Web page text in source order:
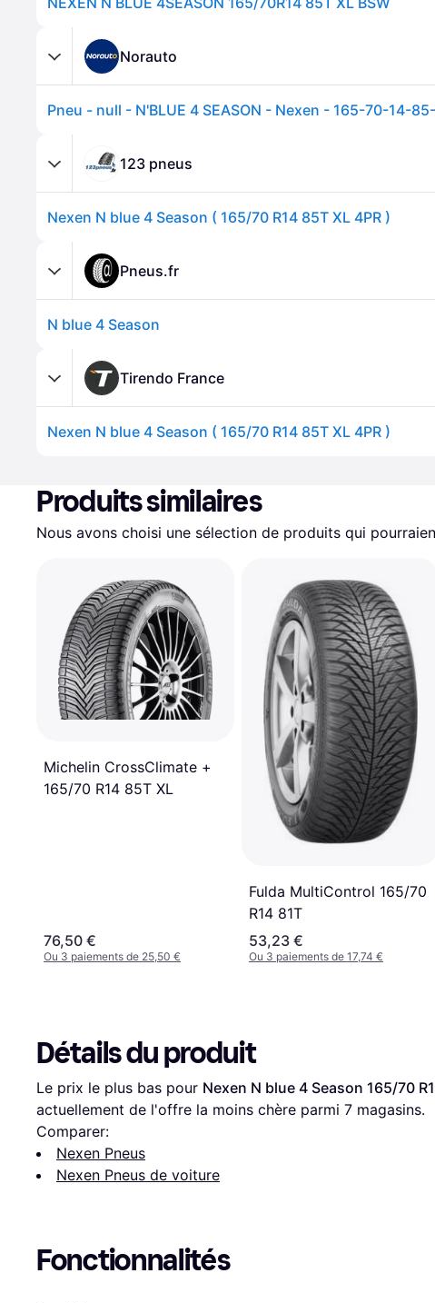
Norauto
Pneu - null - N'BLUE 4 SEASON - Nexen - 165-70-14-
123 pneus
Nexen N blue 4 Season ( 165/70 R14 85T XL 4PR )
Pneus.fr
N blue 4 Season
Tirendo France
Nexen N blue 4 Season ( 165/70 R14 85T XL 4PR )
Produits similaires
Nous avons choisi une sélection de produits qui
Michelin CrossClimate +
165/70 R14 85T XL
76,50 €
Ou 3 paiements de 25,50 €
Fulda MultiControl 165/70
R14 81T
53,23 €
Ou 3 paiements de 17,74 €
Détails du produit
Le prix le plus bas pour Nexen N blue 4 Season 165/70
actuellement de l'offre la moins chère parmi 7 magasins.
Comparer:
Nexen Pneus
Nexen Pneus de voiture
Fonctionnalités